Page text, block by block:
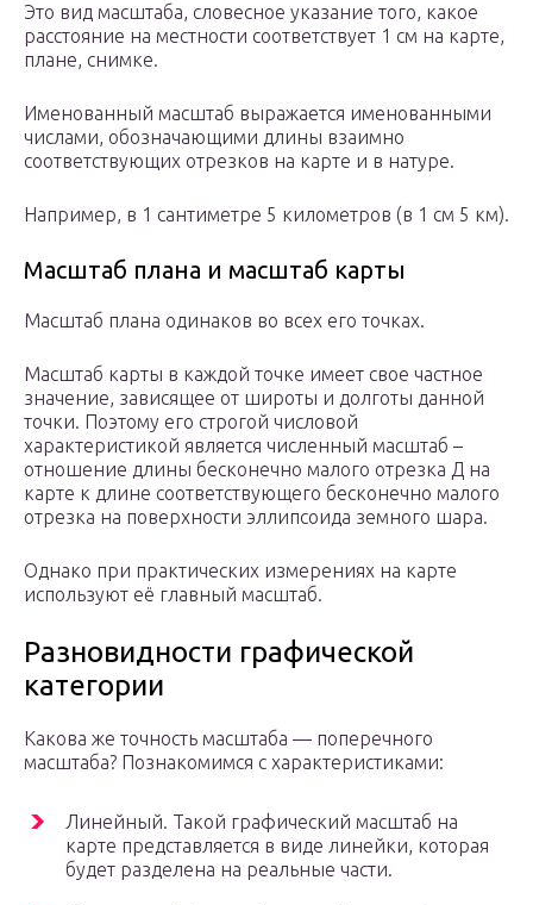
Это вид масштаба, словесное указание того, какое
расстояние на местности соответствует 1 см на карте,
плане, снимке.
Именованный масштаб выражается именованными
числами, обозначающими длины взаимно
соответствующих отрезков на карте и в натуре.
Например, в 1 сантиметре 5 километров (в 1 см 5 км).
Масштаб плана и масштаб карты
Масштаб плана одинаков во всех его точках.
Масштаб карты в каждой точке имеет свое частное
значение, зависящее от широты и долготы данной
точки. Поэтому его строгой числовой
характеристикой является численный масштаб –
отношение длины бесконечно малого отрезка Д на
карте к длине соответствующего бесконечно малого
отрезка на поверхности эллипсоида земного шара.
Однако при практических измерениях на карте
используют её главный масштаб.
Разновидности графической
категории
Какова же точность масштаба — поперечного
масштаба? Познакомимся с характеристиками:
Линейный. Такой графический масштаб на
карте представляется в виде линейки, которая
будет разделена на реальные части.